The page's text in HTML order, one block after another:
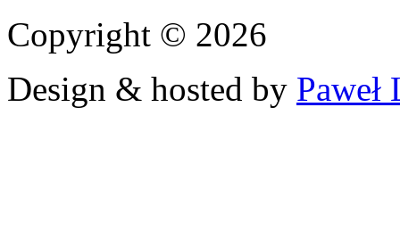
Copyright © 2026
Design & hosted by